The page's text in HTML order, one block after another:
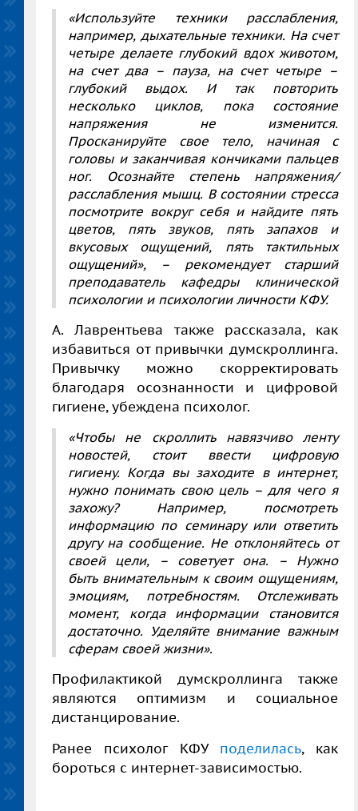
«Используйте техники расслабления,
например, дыхательные техники. На счет
четыре делаете глубокий вдох животом,
на счет два – пауза, на счет четыре –
глубокий выдох. И так повторить
несколько циклов, пока состояние
напряжения не изменится.
Просканируйте свое тело, начиная с
головы и заканчивая кончиками пальцев
ног. Осознайте степень напряжения/
расслабления мышц. В состоянии стресса
посмотрите вокруг себя и найдите пять
цветов, пять звуков, пять запахов и
вкусовых ощущений, пять тактильных
ощущений», – рекомендует старший
преподаватель кафедры клинической
психологии и психологии личности КФУ.
А. Лаврентьева также рассказала, как
избавиться от привычки думскроллинга.
Привычку можно скорректировать
благодаря осознанности и цифровой
гигиене, убеждена психолог.
«Чтобы не скроллить навязчиво ленту
новостей, стоит ввести цифровую
гигиену. Когда вы заходите в интернет,
нужно понимать свою цель – для чего я
захожу? Например, посмотреть
информацию по семинару или ответить
другу на сообщение. Не отклоняйтесь от
своей цели, – советует она. – Нужно
быть внимательным к своим ощущениям,
эмоциям, потребностям. Отслеживать
момент, когда информации становится
достаточно. Уделяйте внимание важным
сферам своей жизни».
Профилактикой думскроллинга также
являются оптимизм и социальное
дистанцирование.
Ранее психолог КФУ поделилась, как
бороться с интернет-зависимостью.